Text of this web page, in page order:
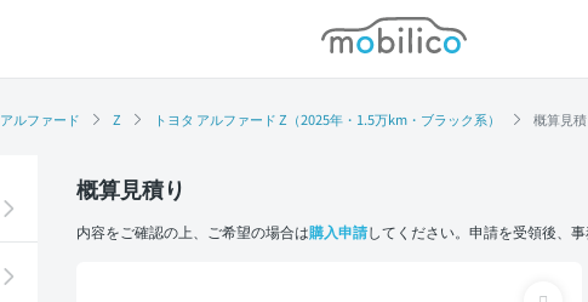
モビリコ
アルファード Z トヨタ アルファード Z（2025年・1.5万km・ブラック系） 概算見積
概算見積り
内容をご確認の上、ご希望の場合は購入申請してください。申請を受領後、